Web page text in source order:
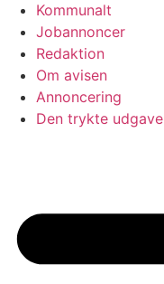
Kommunalt
Jobannoncer
Redaktion
Om avisen
Annoncering
Den trykte udgave